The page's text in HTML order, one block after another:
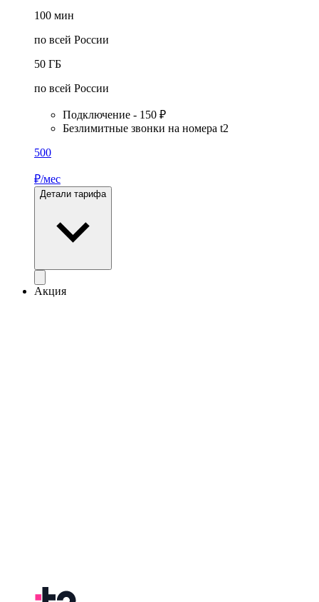
100 мин
по всей России
50 ГБ
по всей России
Подключение - 150 ₽
Безлимитные звонки на номера t2
500
₽/мес
Детали тарифа
Акция